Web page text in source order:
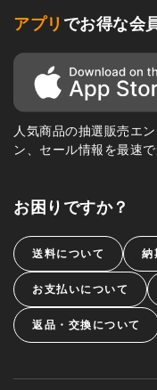
アプリ でお得な会
人気商品の抽選販売エ
ン、セール情報を最速
お困りですか？
送料について 納
お支払いについて
返品・交換について